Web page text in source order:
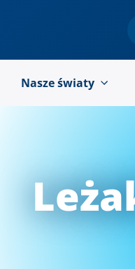
Nasze światy